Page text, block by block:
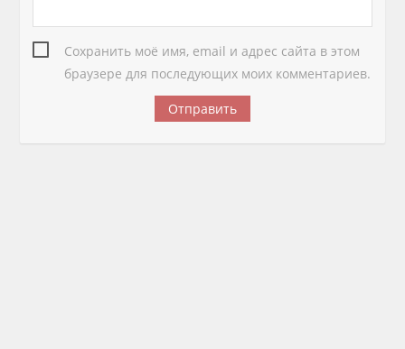
Сохранить моё имя, email и адрес сайта в этом
браузере для последующих моих комментариев.